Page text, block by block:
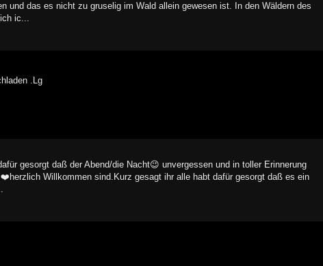
und das es nicht zu gruselig im Wald allein gewesen ist. In den Wäldern des
ic...
.Lg
gesorgt daß der Abend/die Nacht😉 unvergessen und in toller Erinnerung
Willkommen sind.Kurz gesagt ihr alle habt dafür gesorgt daß es ein